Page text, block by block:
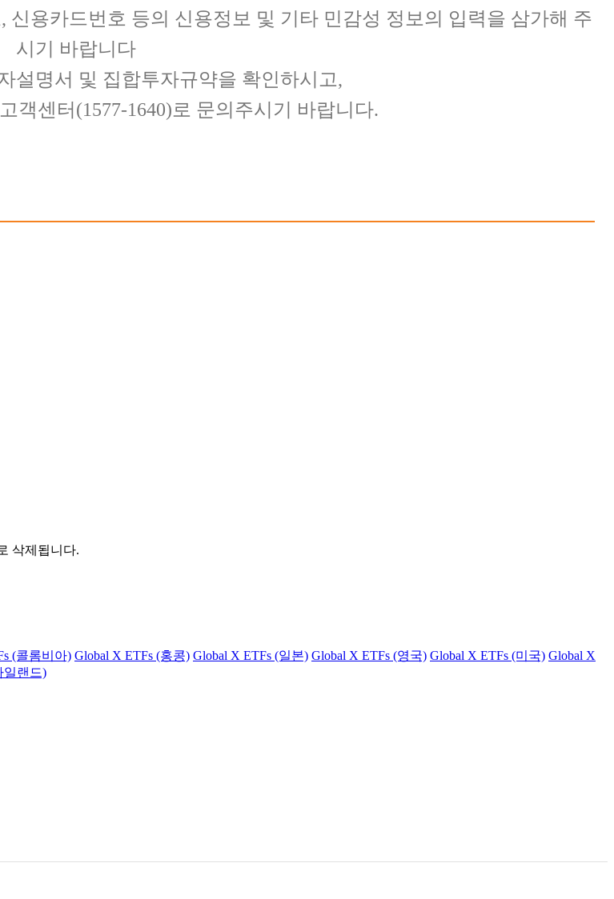
용카드번호 등의 신용정보 및 기타 민감성 정보의 입력을 삼가해 주
시기 바랍니다
설명서 및 집합투자규약을 확인하시고,
객센터(1577-1640)로 문의주시기 바랍니다.
삭제됩니다.
(콜롬비아) Global X ETFs (홍콩) Global X ETFs (일본) Global X ETFs (영국) Global X ETFs (미국) Global X
일랜드)